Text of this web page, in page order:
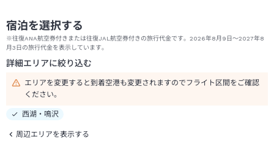
宿泊を選択する
※往復ANA航空券付きまたは往復JAL航空券付きの旅行代金です。2026年8月9日～2027年8
月3日の旅行代金を表示しています。
詳細エリアに絞り込む
エリアを変更すると到着空港も変更されますのでフライト区間をご確認
ください。
西湖・鳴沢
周辺エリアを表示する